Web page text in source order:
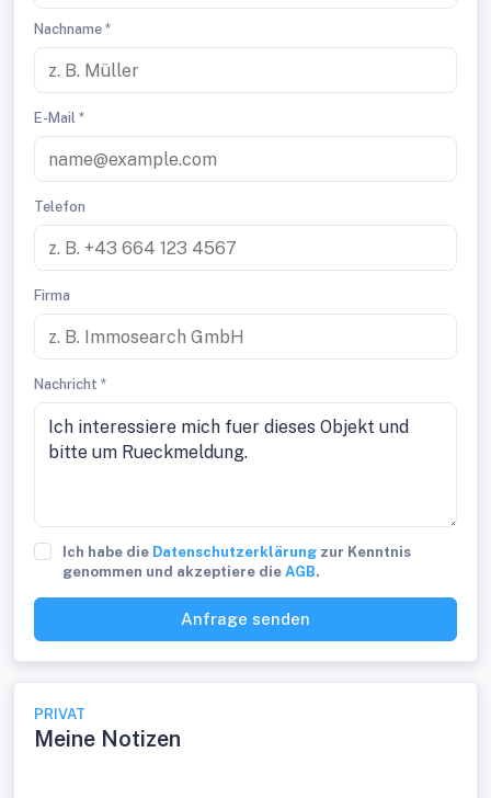
Nachname *
E-Mail *
Telefon
Firma
Nachricht *
Ich habe die Datenschutzerklärung zur Kenntnis
genommen und akzeptiere die AGB.
Anfrage senden
PRIVAT
Meine Notizen